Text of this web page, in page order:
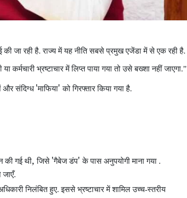
की जा रही है. राज्य में यह नीति सबसे प्रमुख एजेंडा में से एक रही है.
कर्मचारी भ्रष्टाचार में लिप्त पाया गया तो उसे बख्शा नहीं जाएगा.”
और संदिग्ध 'माफिया'को गिरफ्तार किया गया है.
की गई थी,जिसे 'गैबेज डंप'के पास अनुपयोगी माना गया .
जाएँ.
निलंबित हुए. इससे भ्रष्टाचार में शामिल उच्च-स्तरीय